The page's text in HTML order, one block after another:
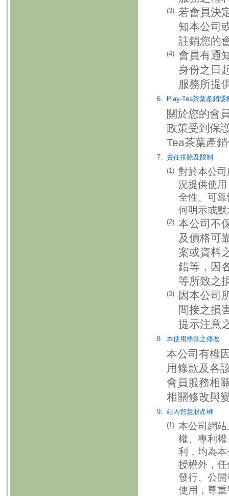
(3)
若會員決
知本公司
註銷您的
(4) 會員有通
身份之日
服務所提
6. Play-Tea茶葉產銷隱
關於您的會
政策受到保
Tea茶葉產
7. 責任排除及限制
(1) 對於本公
況提供使
全性、可
何明示或
(2) 本公司不
及價格可
案或資料
錯等，因
等所致之
(3)
因本公司
間接之損
提示注意
8. 本使用條款之修改
本公司有權
用條款及各
會員服務相
相關修改與
9. 站內智慧財產權
(1) 本公司網
權、專利
利，均為
授權外，
發行、公
使用，尊